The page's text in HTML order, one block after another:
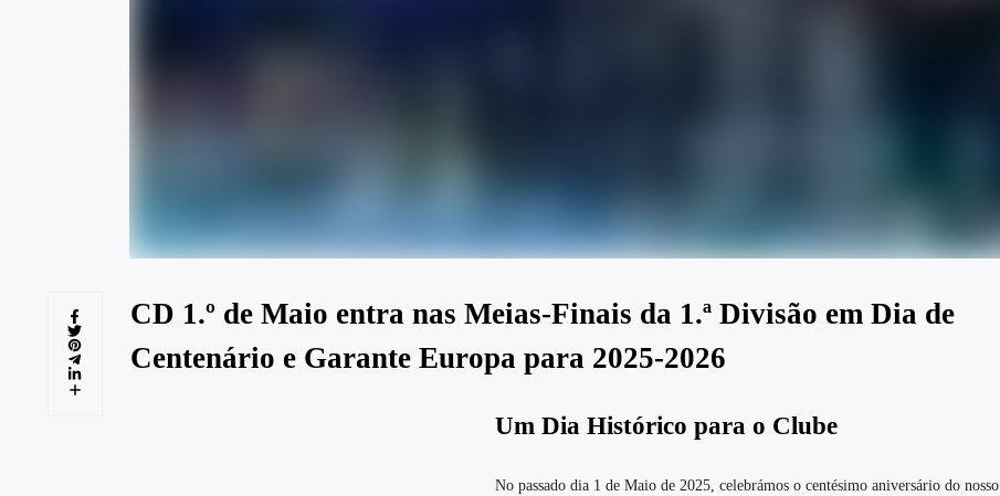
CD 1.º de Maio entra nas Meias-Finais da 1.ª Divisão em Dia de
Centenário e Garante Europa para 2025-2026
Um Dia Histórico para o Clube
No passado dia 1 de Maio de 2025, celebrámos o centésimo aniversário do nosso